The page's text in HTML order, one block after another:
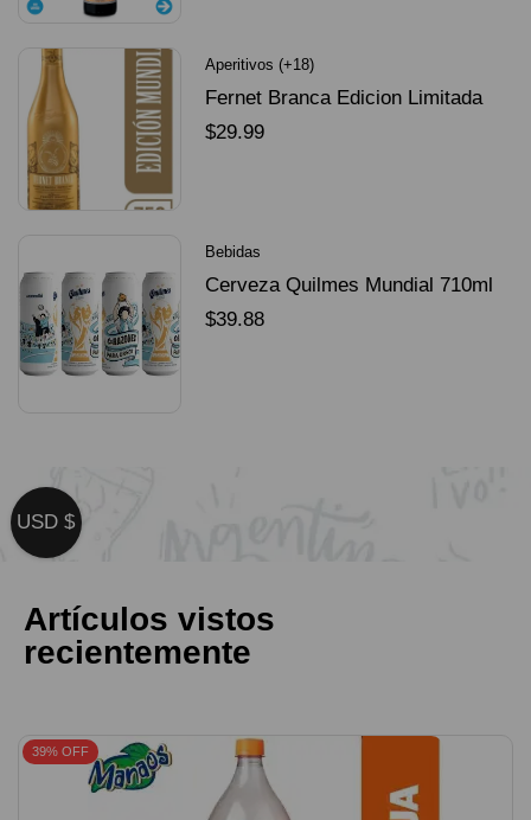
Aperitivos (+18)
Fernet Branca Edicion Limitada
Dorado Mundial
$29.99
Bebidas
Cerveza Quilmes Mundial 710ml
packX4
$39.88
Artículos vistos
recientemente
39% OFF
USD $